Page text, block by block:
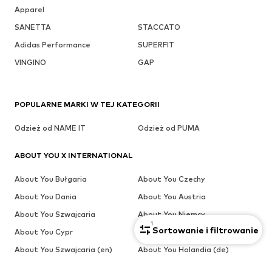
1
Sortowanie i filtrowanie
Apparel
SANETTA
STACCATO
Adidas Performance
SUPERFIT
VINGINO
GAP
POPULARNE MARKI W TEJ KATEGORII
Odzież od NAME IT Odzież od PUMA
ABOUT YOU X INTERNATIONAL
About You Bułgaria
About You Czechy
About You Dania
About You Austria
About You Szwajcaria
About You Niemcy
About You Cypr
About You Grecja
About You Szwajcaria (en)
About You Holandia (de)